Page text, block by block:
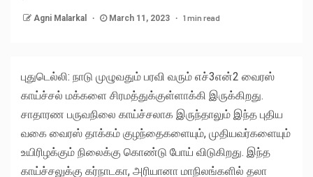
Agni Malarkal March 11, 2023 1 min read
புதுடெல்லி: நாடு முழுவதும் பரவி வரும் எச்3என்2 வைரஸ்
காய்ச்சல் மக்களை சிரமத்துக்குள்ளாக்கி இருக்கிறது.
சாதாரண பருவநிலை காய்ச்சலாக இருந்தாலும் இந்த புதிய
வகை வைரஸ் தாக்கம் குழந்தைகளையும், முதியவர்களையும்
உயிரிழக்கும் நிலைக்கு கொண்டு போய் விடுகிறது. இந்த
காய்ச்சலுக்கு கர்நாடகா, அரியானா மாநிலங்களில் தலா